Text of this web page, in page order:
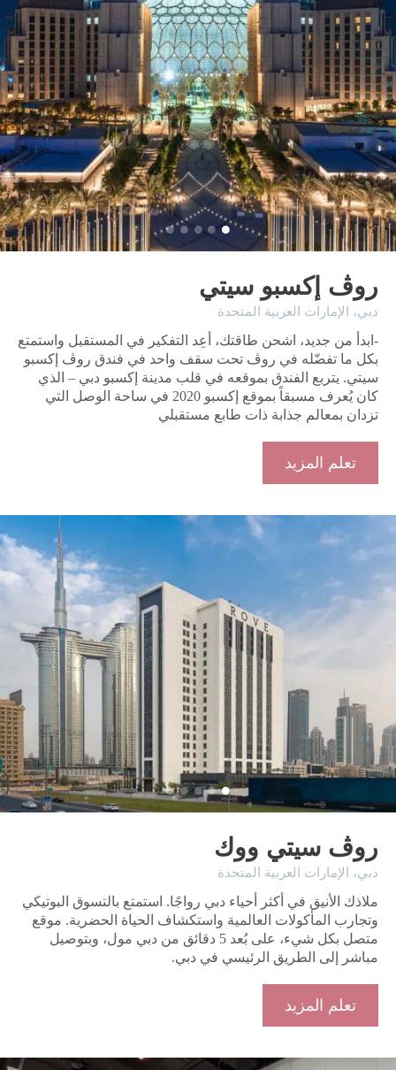
روڤ إكسبو سيتي
دبي، ​الإمارات العربية المتحدة
-ابدأ من جديد، اشحن طاقتك، أعِد التفكير في المستقبل واستمتع
بكل ما تفضّله في روڤ تحت سقف واحد في فندق روڤ إكسبو
سيتي. يتربع الفندق بموقعه في قلب مدينة إكسبو دبي – الذي
كان يُعرف مسبقاً بموقع إكسبو 2020 في ساحة الوصل التي
تزدان بمعالم جذابة ذات طابع مستقبلي
تعلم المزيد
روڤ سيتي ووك
دبي، ​الإمارات العربية المتحدة
ملاذك الأنيق في أكثر أحياء دبي رواجًا. استمتع بالتسوق البوتيكي
وتجارب المأكولات العالمية واستكشاف الحياة الحضرية. موقع
متصل بكل شيء، على بُعد 5 دقائق من دبي مول، وبتوصيل
مباشر إلى الطريق الرئيسي في دبي.
تعلم المزيد